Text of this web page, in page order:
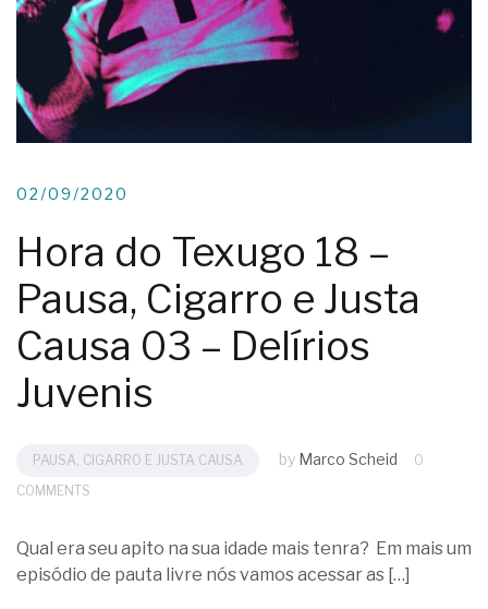
02/09/2020
Hora do Texugo 18 –
Pausa, Cigarro e Justa
Causa 03 – Delírios
Juvenis
PAUSA, CIGARRO E JUSTA CAUSA by Marco Scheid
0
COMMENTS
Qual era seu apito na sua idade mais tenra? Em mais um
episódio de pauta livre nós vamos acessar as […]